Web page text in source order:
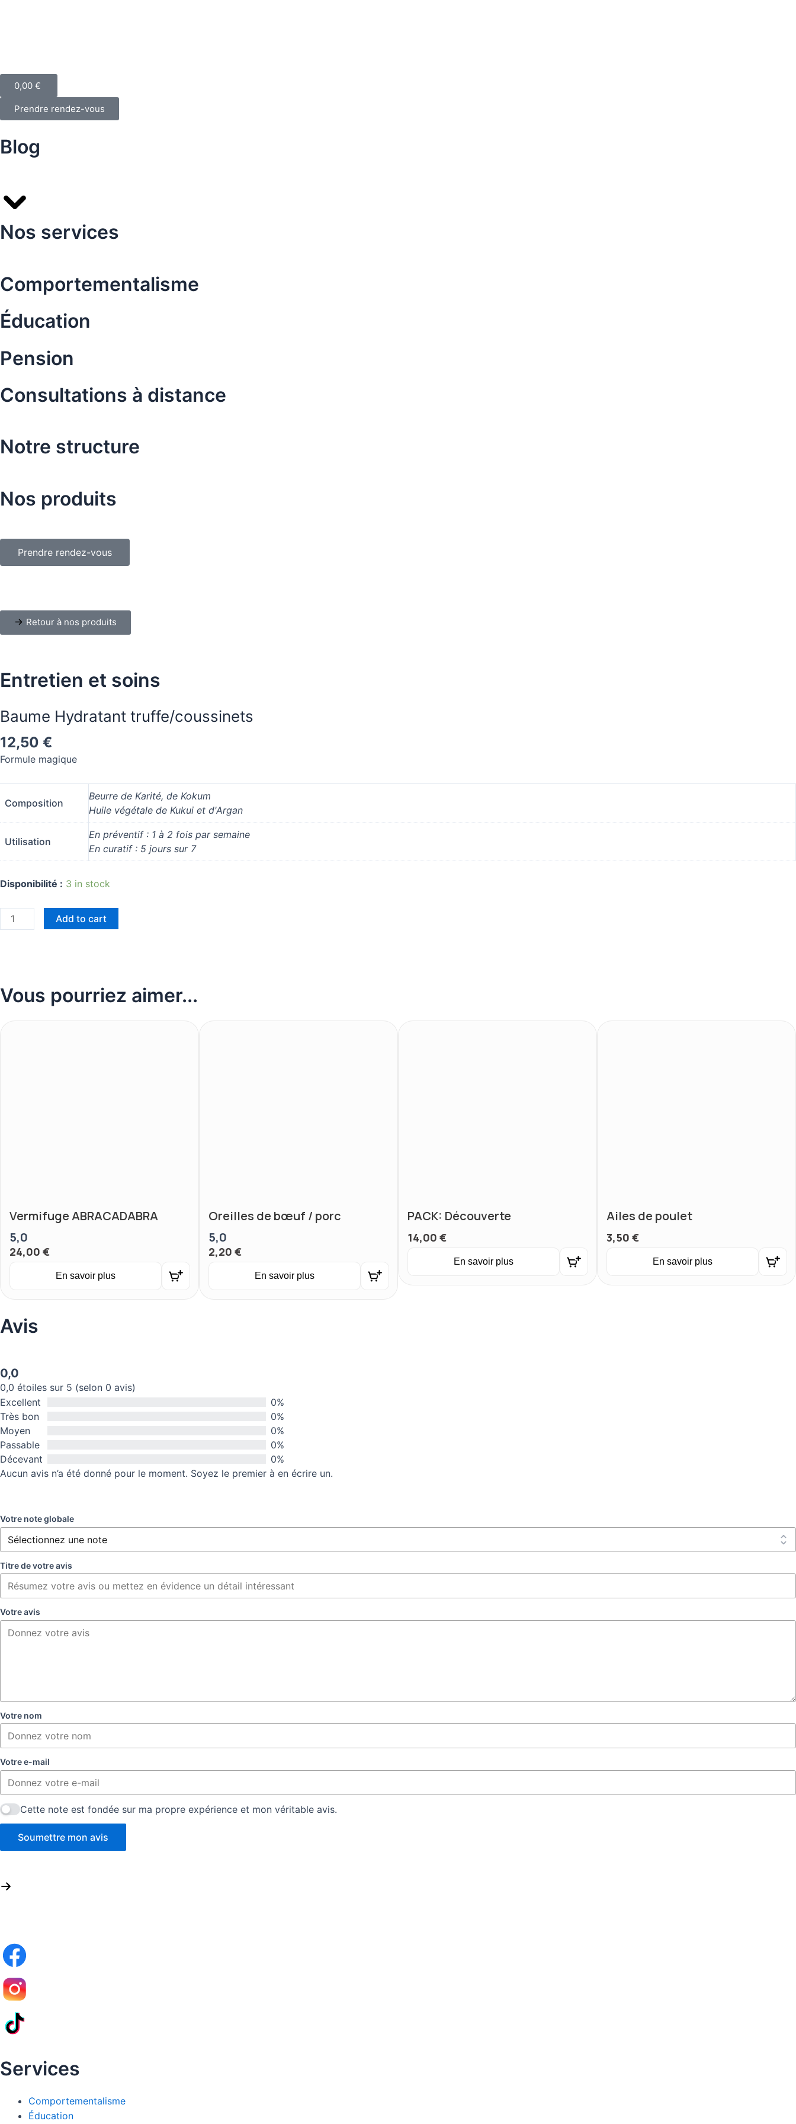
0,00 €
Prendre rendez-vous
Blog
Nos services
Comportementalisme
Éducation
Pension
Consultations à distance
Notre structure
Nos produits
Prendre rendez-vous
Retour à nos produits
Entretien et soins
Baume Hydratant truffe/coussinets
12,50 €
Formule magique
Composition
Beurre de Karité, de Kokum
Huile végétale de Kukui et d'Argan
Utilisation
En préventif : 1 à 2 fois par semaine
En curatif : 5 jours sur 7
Disponibilité : 3 in stock
Add to cart
Vous pourriez aimer...
Vermifuge ABRACADABRA
5,0
24,00 €
En savoir plus
Oreilles de bœuf / porc
5,0
2,20 €
En savoir plus
PACK: Découverte
14,00 €
En savoir plus
Ailes de poulet
3,50 €
En savoir plus
Avis
0,0
0,0 étoiles sur 5 (selon 0 avis)
Excellent
0%
Très bon
0%
Moyen
0%
Passable
0%
Décevant
0%
Aucun avis n’a été donné pour le moment. Soyez le premier à en écrire un.
Votre note globale
Titre de votre avis
Votre avis
Votre nom
Votre e-mail
Cette note est fondée sur ma propre expérience et mon véritable avis.
Soumettre mon avis
Services
Comportementalisme
Éducation